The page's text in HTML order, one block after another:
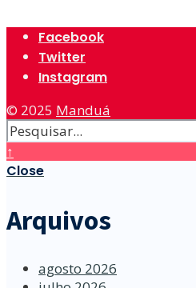
Facebook
Twitter
Instagram
© 2025 Manduá
↑
Close
Arquivos
agosto 2026